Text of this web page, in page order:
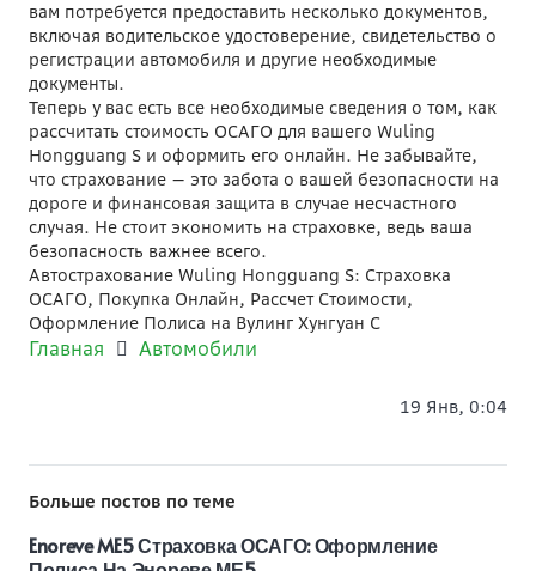
вам потребуется предоставить несколько документов,
включая водительское удостоверение, свидетельство о
регистрации автомобиля и другие необходимые
документы.
Теперь у вас есть все необходимые сведения о том, как
рассчитать стоимость ОСАГО для вашего Wuling
Hongguang S и оформить его онлайн. Не забывайте,
что страхование — это забота о вашей безопасности на
дороге и финансовая защита в случае несчастного
случая. Не стоит экономить на страховке, ведь ваша
безопасность важнее всего.
Автострахование Wuling Hongguang S: Страховка
ОСАГО, Покупка Онлайн, Рассчет Стоимости,
Оформление Полиса на Вулинг Хунгуан С
Главная Автомобили
19 Янв, 0:04
Больше постов по теме
Enoreve ME5 Страховка ОСАГО: Оформление